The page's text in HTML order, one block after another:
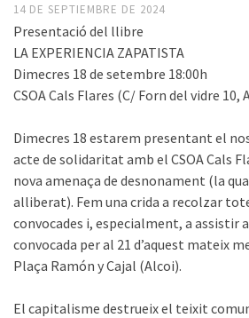
14 DE SEPTIEMBRE DE 2024
Presentació del llibre
LA EXPERIENCIA ZAPATISTA
Dimecres 18 de setembre 18:00h
CSOA Cals Flares (C/ Forn del vidre 10,
Dimecres 18 estarem presentant el
acte de solidaritat amb el CSOA Cals
nova amenaça de desnonament (la
alliberat). Fem una crida a recolzar
convocades i, especialment, a assistir
convocada per al 21 d’aquest mateix
Plaça Ramón y Cajal (Alcoi).
El capitalisme destrueix el teixit